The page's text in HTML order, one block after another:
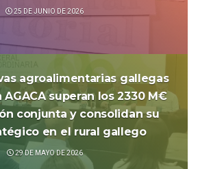
25 DE JUNIO DE 2026
agroalimentarias gallegas
superan los 2330 M€
conjunta y consolidan su
en el rural gallego
29 DE MAYO DE 2026